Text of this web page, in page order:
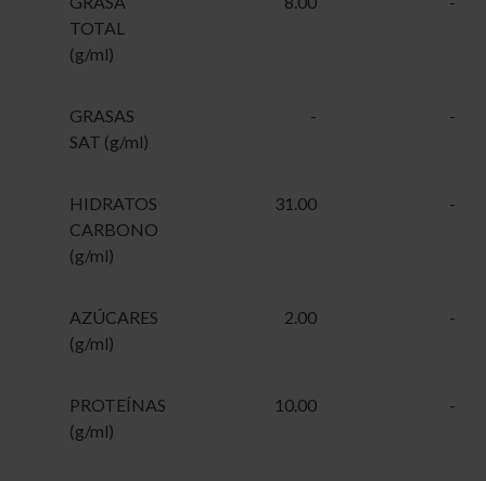
TOTAL
(g/ml)
GRASAS
SAT (g/ml)
- -
HIDRATOS
CARBONO
(g/ml)
31.00 -
AZÚCARES
(g/ml)
2.00 -
PROTEÍNAS
(g/ml)
10.00 -